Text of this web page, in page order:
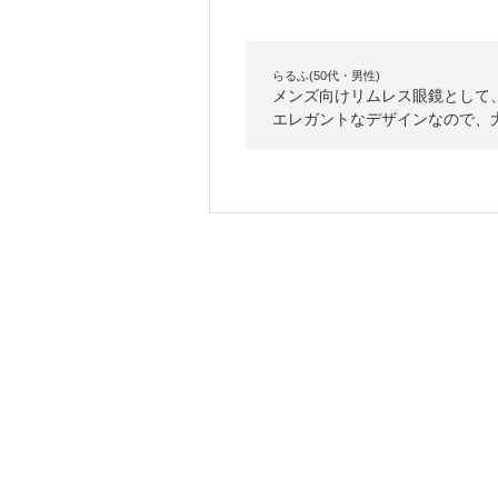
らるふ(50代・男性)
メンズ向けリムレス眼鏡とし
エレガントなデザインなので